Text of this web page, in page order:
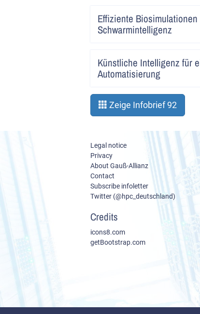
Effiziente
Schwarmintelligenz
Künstliche Intelligenz für
Automatisierung
Zeige Infobrief 92
Legal notice
Privacy
About Gauß-Allianz
Contact
Subscribe infoletter
Twitter (@hpc_deutschland)
Credits
icons8.com
getBootstrap.com